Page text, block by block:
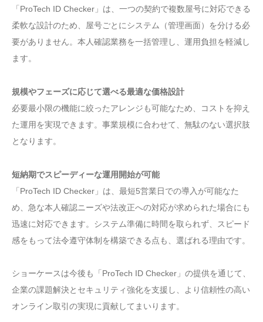
「ProTech ID Checker」は、一つの契約で複数屋号に対応できる
柔軟な設計のため、屋号ごとにシステム（管理画面）を分ける必
要がありません。本人確認業務を一括管理し、運用負担を軽減し
ます。
規模やフェーズに応じて選べる最適な価格設計
必要最小限の機能に絞ったアレンジも可能なため、コストを抑え
た運用を実現できます。事業規模に合わせて、無駄のない選択肢
となります。
短納期でスピーディーな運用開始が可能
「ProTech ID Checker」は、最短5営業日での導入が可能なた
め、急な本人確認ニーズや法改正への対応が求められた場合にも
迅速に対応できます。システム準備に時間を取られず、スピード
感をもって法令遵守体制を構築できる点も、選ばれる理由です。
ショーケースは今後も「ProTech ID Checker」の提供を通じて、
企業の課題解決とセキュリティ強化を支援し、より信頼性の高い
オンライン取引の実現に貢献してまいります。